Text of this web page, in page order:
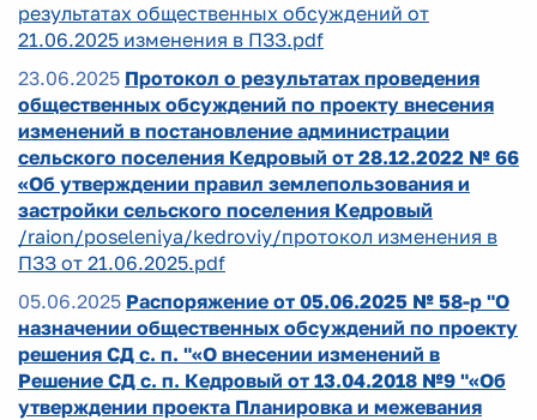
результатах общественных обсуждений от
21.06.2025 изменения в ПЗЗ.pdf
23.06.2025 Протокол о результатах проведения
общественных обсуждений по проекту внесения
изменений в постановление администрации
сельского поселения Кедровый от 28.12.2022 № 66
«Об утверждении правил землепользования и
застройки сельского поселения Кедровый
/raion/poseleniya/kedroviy/протокол изменения в
ПЗЗ от 21.06.2025.pdf
05.06.2025 Распоряжение от 05.06.2025 № 58-р "О
назначении общественных обсуждений по проекту
решения СД с. п. "«О внесении изменений в
Решение СД с. п. Кедровый от 13.04.2018 №9 "«Об
утверждении проекта Планировка и межевания